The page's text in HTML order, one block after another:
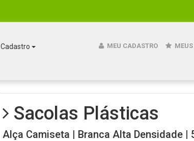
Cadastro MEU CADASTRO
Sacolas Plásticas
Alça Camiseta | Branca Alta Densidade |